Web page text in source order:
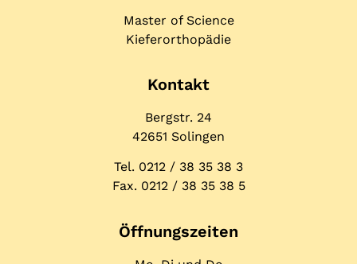
Master of Science
Kieferorthopädie
Kontakt
Bergstr. 24
42651 Solingen
Tel. 0212 / 38 35 38 3
Fax. 0212 / 38 35 38 5
Öffnungs­zeiten